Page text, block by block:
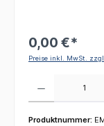
0,00 €*
Preise inkl. MwSt.
Produktnummer: